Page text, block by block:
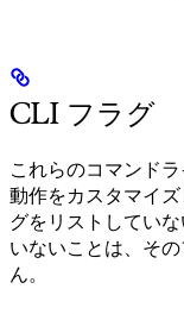
CLI フラグ
これらのコマンド
動作をカスタマイズ
グをリストしていな
いないことは、そ
ん。